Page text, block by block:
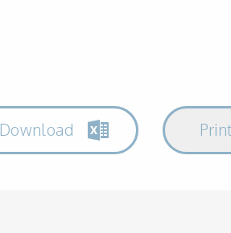
Download Print